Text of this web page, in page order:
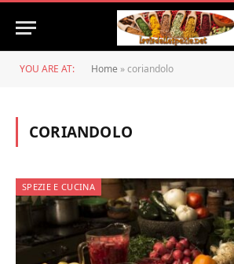
YOU ARE AT: Home »coriandolo
CORIANDOLO
SPEZIE E CUCINA